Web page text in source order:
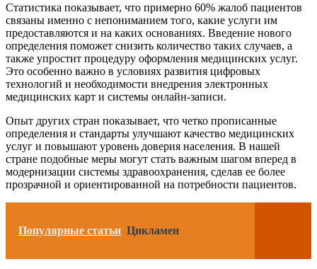
Статистика показывает, что примерно 60% жалоб пациентов
связаны именно с непониманием того, какие услуги им
предоставляются и на каких основаниях. Введение нового
определения поможет снизить количество таких случаев, а
также упростит процедуру оформления медицинских услуг.
Это особенно важно в условиях развития цифровых
технологий и необходимости внедрения электронных
медицинских карт и системы онлайн-записи.
Опыт других стран показывает, что четко прописанные
определения и стандарты улучшают качество медицинских
услуг и повышают уровень доверия населения. В нашей
стране подобные меры могут стать важным шагом вперед в
модернизации системы здравоохранения, сделав ее более
прозрачной и ориентированной на потребности пациентов.
Популярные статьи Цикламен